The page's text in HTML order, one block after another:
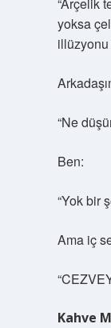
yoksa
illüzyonu
“Ne
Ben:
“Yok bir
Ama iç
Kahve